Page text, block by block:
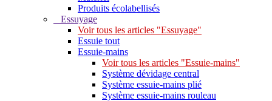
Produits écolabellisés
Essuyage
Voir tous les articles "Essuyage"
Essuie tout
Essuie-mains
Voir tous les articles "Essuie-mains"
Système dévidage central
Système essuie-mains plié
Système essuie-mains rouleau